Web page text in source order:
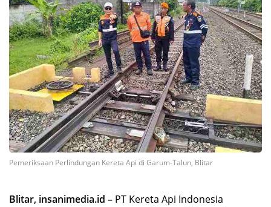
Pemeriksaan Perlindungan Kereta Api di Garum-Talun, Blitar
Blitar, insanimedia.id – PT Kereta Api Indonesia